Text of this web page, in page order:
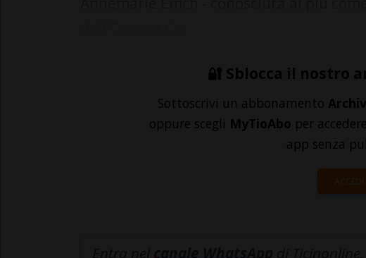
🔐 Sblocca il nostro
Sottoscrivi un abbonamento
oppure scegli MyTioAbo per
app senza
ACCEDI